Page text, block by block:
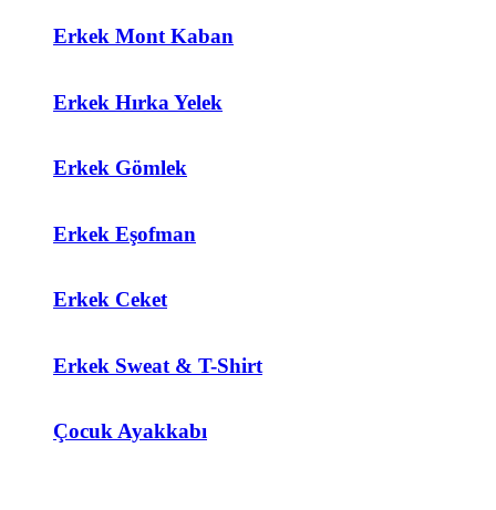
Erkek Mont Kaban
Erkek Hırka Yelek
Erkek Gömlek
Erkek Eşofman
Erkek Ceket
Erkek Sweat & T-Shirt
Çocuk Ayakkabı